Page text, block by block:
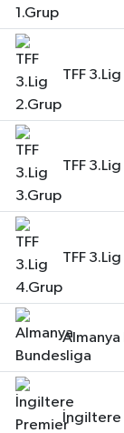
TFF
TFF
TFF
İngiltere